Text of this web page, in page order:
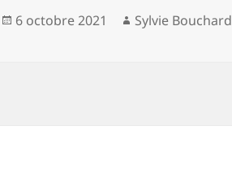
Publié
6 octobre 2021 Auteur
Sylvie Bouchard